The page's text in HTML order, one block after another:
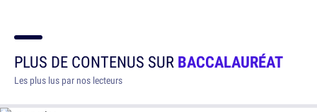
PLUS DE CONTENUS SURBACCALAURÉAT
Les plus lus par nos lecteurs